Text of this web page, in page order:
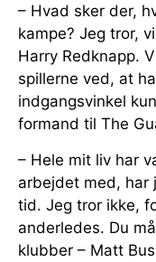
– Hvad sker der,
kampe? Jeg tror,
Harry Redknapp.
spillerne ved, at
indgangsvinkel
formand til The
– Hele mit liv har
arbejdet med, har
tid. Jeg tror ikke,
anderledes. Du
klubber – Matt